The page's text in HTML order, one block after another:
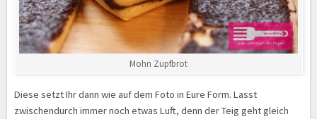
Mohn Zupfbrot
Diese setzt Ihr dann wie auf dem Foto in Eure Form. Lasst
zwischendurch immer noch etwas Luft, denn der Teig geht gleich